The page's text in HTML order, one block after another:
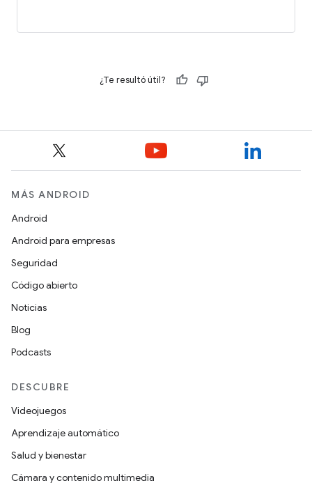
¿Te resultó útil?
MÁS ANDROID
Android
Android para empresas
Seguridad
Código abierto
Noticias
Blog
Podcasts
DESCUBRE
Videojuegos
Aprendizaje automático
Salud y bienestar
Cámara y contenido multimedia